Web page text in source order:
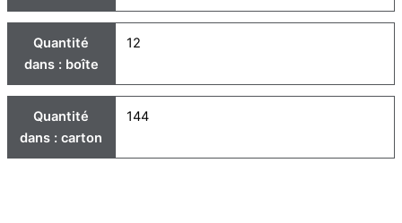
Quantité
dans : boîte
12
Quantité
dans : carton
144